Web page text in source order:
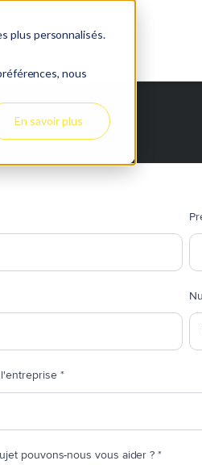
plus personnalisés.
nous
En savoir plus
*
pouvons-nous vous aider ? *